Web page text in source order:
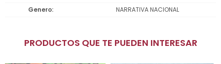
Genero
NARRATIVA NACIONAL
PRODUCTOS QUE TE PUEDEN INTERESAR